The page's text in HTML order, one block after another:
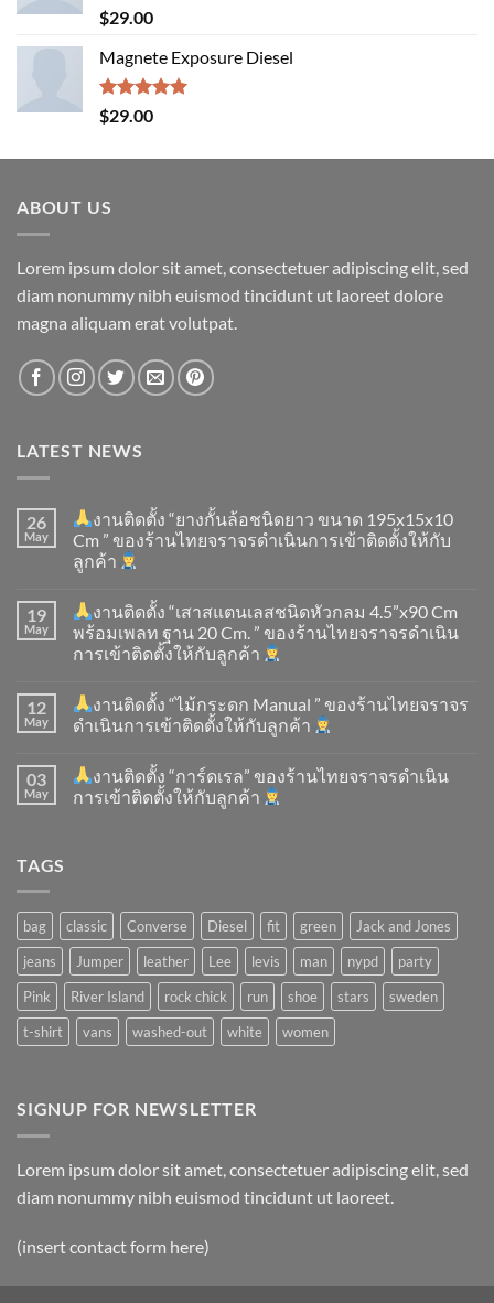
Rated5.00
out of 5
$29.00
Magnete Exposure Diesel
Rated5.00
out of 5
$29.00
ABOUT US
Lorem ipsum dolor sit amet, consectetuer adipiscing elit, sed
diam nonummy nibh euismod tincidunt ut laoreet dolore
magna aliquam erat volutpat.
LATEST NEWS
26
May
งานติดตั้ง “ยางกั้นล้อชนิดยาว ขนาด 195x15x10
Cm ” ของร้านไทยจราจรดำเนินการเข้าติดตั้ง​ให้กับ
ลูกค้า
19
May
งานติดตั้ง “เสาสแตนเลสชนิดหัวกลม 4.5”x90 Cm
พร้อมเพลท ฐาน 20 Cm. ” ของร้านไทยจราจรดำเนิน
การเข้าติดตั้ง​ให้กับลูกค้า
12
May
งานติดตั้ง “ไม้กระดก Manual ” ของร้านไทยจราจร
ดำเนินการเข้าติดตั้ง​ให้กับลูกค้า
03
May
งานติดตั้ง “การ์ดเรล” ของร้านไทยจราจรดำเนิน
การเข้าติดตั้ง​ให้กับลูกค้า
TAGS
bag classic Converse Diesel fit green
Jack and Jones
jeans
Jumper leather Lee levis man nypd
party
Pink
River Island rock chick run shoe stars
sweden
t-shirt
vans washed-out white women
SIGNUP FOR NEWSLETTER
Lorem ipsum dolor sit amet, consectetuer adipiscing elit, sed
diam nonummy nibh euismod tincidunt ut laoreet.
(insert contact form here)